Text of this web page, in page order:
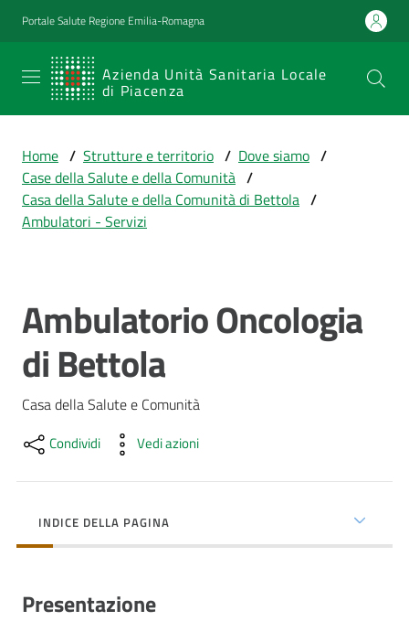
Vai al contenuto
Vai alla navigazione
Vai al footer
Portale Salute Regione Emilia-Romagna
Azienda Unità Sanitaria Locale
di Piacenza
SERVIZIO
SANITARIO
Emilia-
Romagna
Azienda Unità
Sanitaria Locale
Prestazioni
percorsi
di
cura
per...
Strutture
Home / Strutture e territorio / Dove siamo /
Case della Salute e della Comunità /
Casa della Salute e della Comunità di Bettola /
Ambulatori - Servizi
Salta al contenuto
Ambulatorio Oncologia
di Bettola
Casa della Salute e Comunità
Condividi Vedi azioni
INDICE DELLA PAGINA
Presentazione